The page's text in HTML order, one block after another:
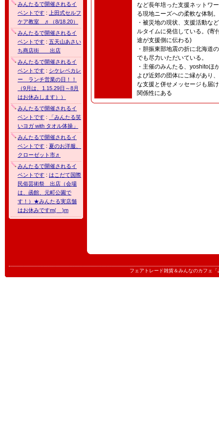
みんたるで開催されるイ
ベントです :
上田式セルフ
ケア教室 ♬（8/18.20）
みんたるで開催されるイ
ベントです : 五天山あさい
ち商店街 出店
みんたるで開催されるイ
ベントです : シケレベカレ
ー ランチ営業の日！！
（9月は、1.15.29日～8月
はお休みします））
みんたるで開催されるイ
ベントです :
「みんたる笑
いヨガ with タオル体操」
みんたるで開催されるイ
ベントです : 夏のお洋服、
クローゼット市♬
みんたるで開催されるイ
ベントです : はこだて国際
民俗芸術祭 出店（会場
は、函館、元町公園で
す！）★みんたる実店舗
はお休みですm(__)m
など長年培った支援ネットワ
る現地ニーズへの柔軟な体制。
・被災地の現状、支援活動な
ルタイムに発信している。(寄
途が支援側に伝わる)
・胆振東部地震の折に北海道
でも尽力いただいている。
・主催のみんたる、yoshitoほ
よび近郊の団体にご縁があり
な支援と併せメッセージも届
関係性にある
フェアトレード雑貨＆みんなのカフェ